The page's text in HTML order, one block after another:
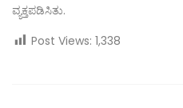
ವ್ಯಕ್ತಪಡಿಸಿತು.
Post Views: 1,338